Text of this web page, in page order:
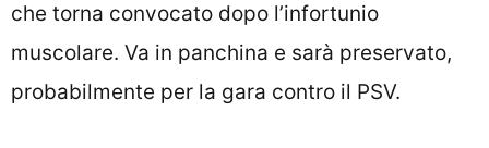
che torna convocato dopo l’infortunio
muscolare. Va in panchina e sarà preservato,
probabilmente per la gara contro il PSV.